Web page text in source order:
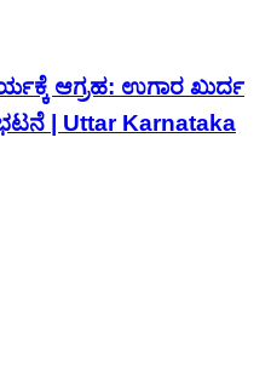
ಆಗ್ರಹ: ಉಗಾರ ಖುರ್ದ
| Uttar Karnataka